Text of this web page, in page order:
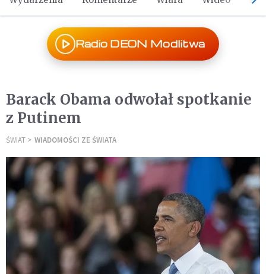
Radio DEON Modlitwa
Barack Obama odwołał spotkanie
z Putinem
ŚWIAT WIADOMOŚCI ZE ŚWIATA